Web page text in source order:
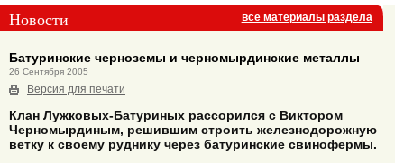
Новости все материалы раздела
Батуринские черноземы и черномырдинские металлы
26 Сентября 2005
Версия для печати
Клан Лужковых-Батуриных рассорился с Виктором
Черномырдиным, решившим строить железнодорожную
ветку к своему руднику через батуринские свинофермы.